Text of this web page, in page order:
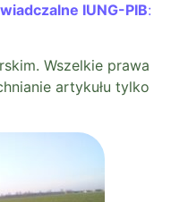
IUNG-PIB:
Wszelkie prawa
artykułu tylko